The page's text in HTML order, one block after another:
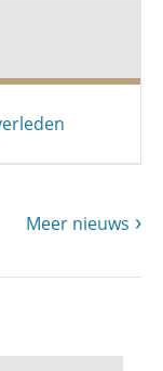
Meer nieuws